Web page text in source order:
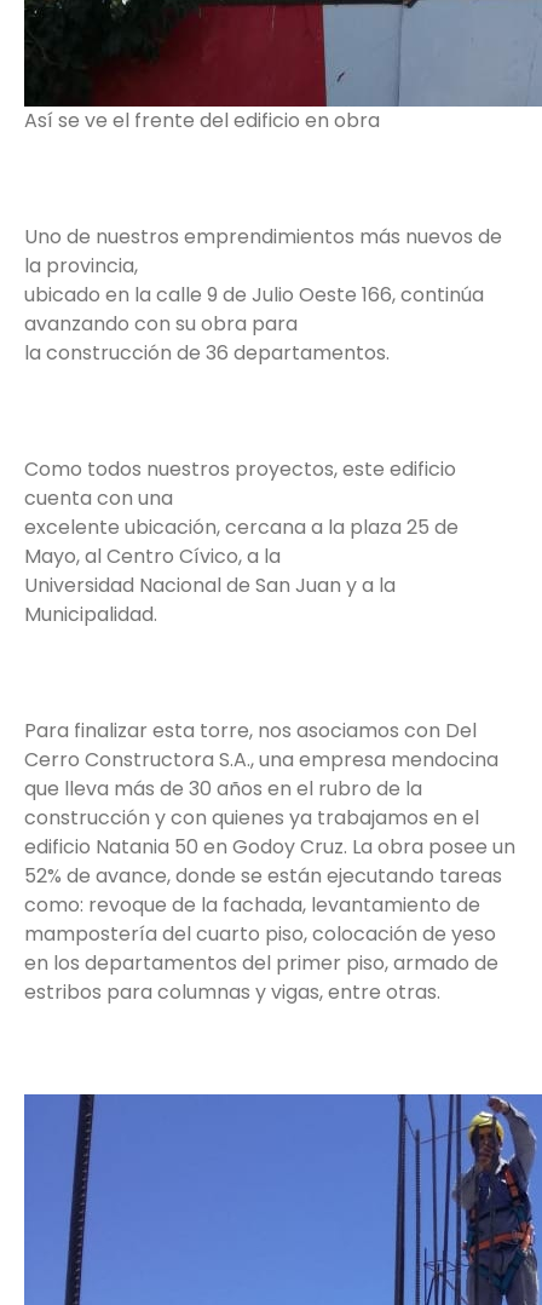
Así se ve el frente del edificio en obra
Uno de nuestros emprendimientos más nuevos de
la provincia,
ubicado en la calle 9 de Julio Oeste 166, continúa
avanzando con su obra para
la construcción de 36 departamentos.
Como todos nuestros proyectos, este edificio
cuenta con una
excelente ubicación, cercana a la plaza 25 de
Mayo, al Centro Cívico, a la
Universidad Nacional de San Juan y a la
Municipalidad.
Para finalizar esta torre, nos asociamos con Del
Cerro Constructora S.A., una empresa mendocina
que lleva más de 30 años en el rubro de la
construcción y con quienes ya trabajamos en el
edificio Natania 50 en Godoy Cruz. La obra posee un
52% de avance, donde se están ejecutando tareas
como: revoque de la fachada, levantamiento de
mampostería del cuarto piso, colocación de yeso
en los departamentos del primer piso, armado de
estribos para columnas y vigas, entre otras.